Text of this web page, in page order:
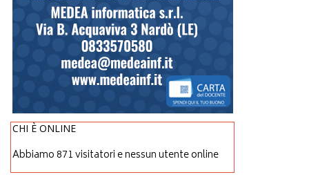
CHI È ONLINE
Abbiamo 871 visitatori e nessun utente online